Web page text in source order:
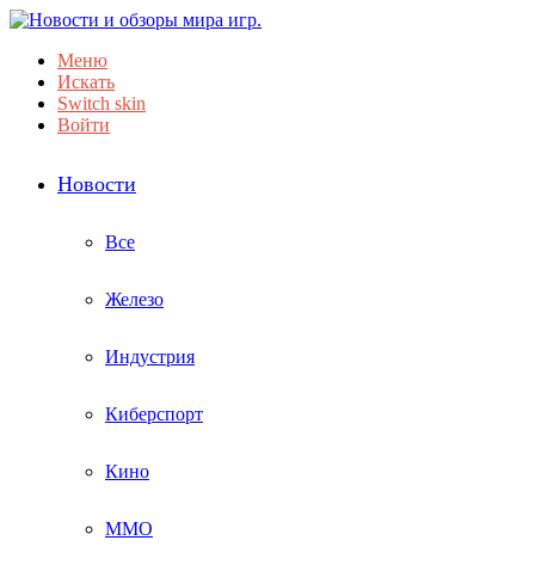
Меню
Искать
Switch skin
Войти
Новости
Все
Железо
Индустрия
Киберспорт
Кино
ММО